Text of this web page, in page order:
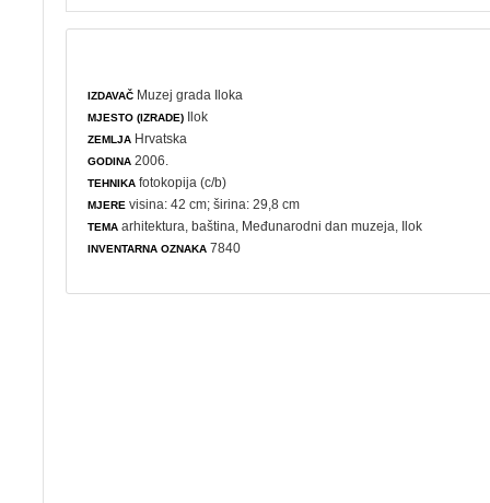
IZDAVAČ Muzej grada Iloka
MJESTO (IZRADE) Ilok
ZEMLJA Hrvatska
GODINA 2006.
TEHNIKA fotokopija (c/b)
MJERE visina: 42 cm; širina: 29,8 cm
TEMA arhitektura ,baština Međunarodni dan muzeja , Ilok
INVENTARNA OZNAKA 7840